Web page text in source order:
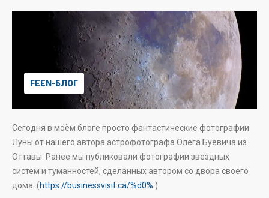
FEEN-БЛОГ
Сегодня в моём блоге просто фантастические фотографии
Луны от нашего автора астрофотографа Олега Буевича из
Оттавы. Ранее мы публиковали фотографии звездных
систем и туманностей, сделанных автором со двора своего
дома. (https://businessvisit.ca/%d0% )